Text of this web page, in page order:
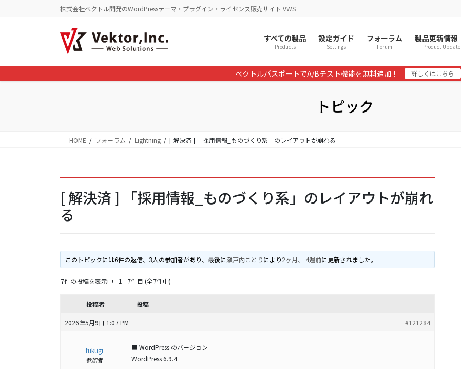
に
移
ョ
ン
株式会社ベクトル開発のWordPressテーマ・プラグイン・ライセンス販売サイト VWS
すべての製品
Products
設定ガイド
Settings
フォーラム
Forum
製品更新情報
Product Update
ベクトルパスポートでA/Bテスト機能を無料追加！ 詳しくはこちら
トピック
HOME フォーラム Lightning [ 解決済 ] 「採用情報_ものづくり系」のレイアウトが崩れる
[ 解決済 ] 「採用情報_ものづくり系」のレイアウトが崩れ
る
このトピックには6件の返信、3人の参加者があり、最後に瀬戸内ことりにより2ヶ月、 4週前に更新されました。
7件の投稿を表示中 - 1 - 7件目 (全7件中)
投稿者 投稿
2026年5月9日 1:07 PM #121284
fukugi
参加者
■ WordPress のバージョン
WordPress 6.9.4